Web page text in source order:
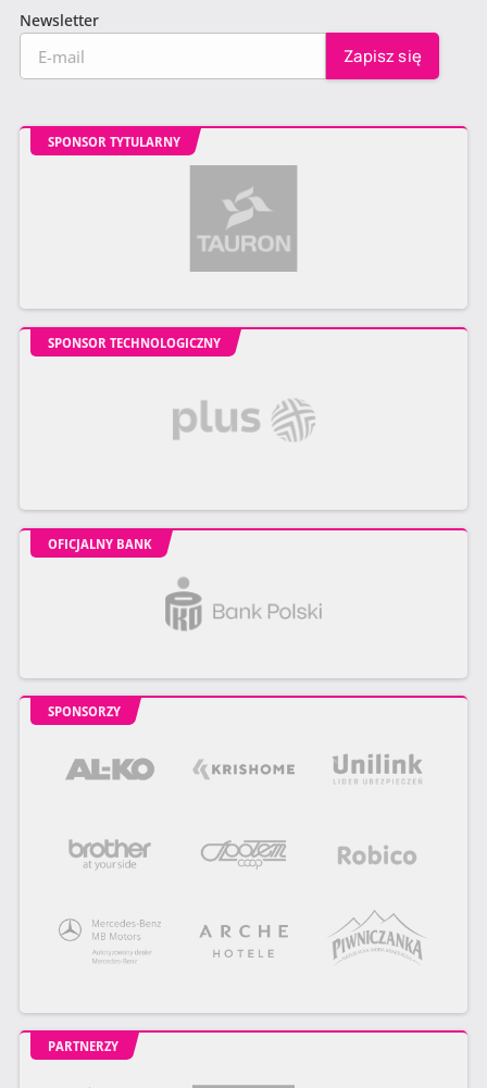
Newsletter
SPONSOR TYTULARNY
SPONSOR TECHNOLOGICZNY
OFICJALNY BANK
SPONSORZY
PARTNERZY